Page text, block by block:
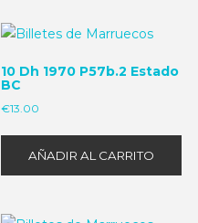
10 Dh 1970 P57b.2 Estado
BC
€13.00
AÑADIR AL CARRITO